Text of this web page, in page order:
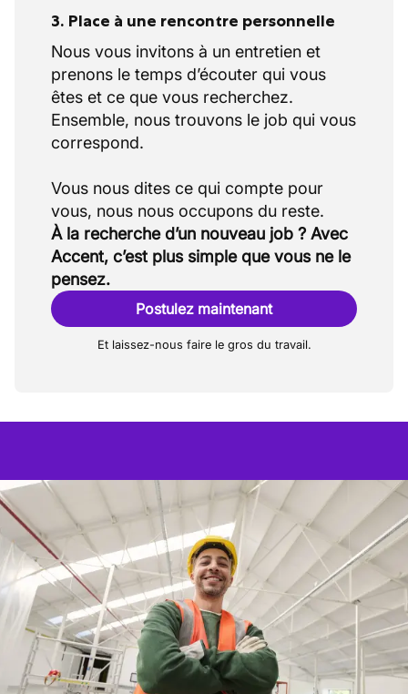
3. Place à une rencontre personnelle
Nous vous invitons à un entretien et
prenons le temps d’écouter qui vous
êtes et ce que vous recherchez.
Ensemble, nous trouvons le job qui vous
correspond.
Vous nous dites ce qui compte pour
À la recherche d’un nouveau job ? Avec
Accent, c’est plus simple que vous ne le
pensez.
Postulez maintenant
Et laissez-nous faire le gros du travail.